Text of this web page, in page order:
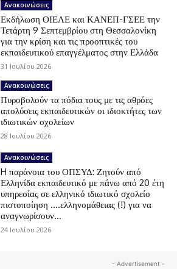
Ανακοινώσεις
Εκδήλωση ΟΙΕΛΕ και ΚΑΝΕΠ-ΓΣΕΕ την
Τετάρτη 9 Σεπτεμβρίου στη Θεσσαλονίκη
για την κρίση και τις προοπτικές του
εκπαιδευτικού επαγγέλματος στην Ελλάδα
31 Ιουλίου 2026
Ανακοινώσεις
Πυροβολούν τα πόδια τους με τις αθρόες
απολύσεις εκπαιδευτικών οι ιδιοκτήτες των
ιδιωτικών σχολείων
28 Ιουλίου 2026
Ανακοινώσεις
H παράνοια του ΟΠΣΥΔ: Ζητούν από
Ελληνίδα εκπαιδευτικό με πάνω από 20 έτη
υπηρεσίας σε ελληνικό ιδιωτικό σχολείο
πιστοποίηση ….ελληνομάθειας (!) για να
αναγνωρίσουν...
24 Ιουλίου 2026
- Advertisement -